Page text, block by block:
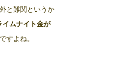
と難関というか
イムナイト金が
すよね。